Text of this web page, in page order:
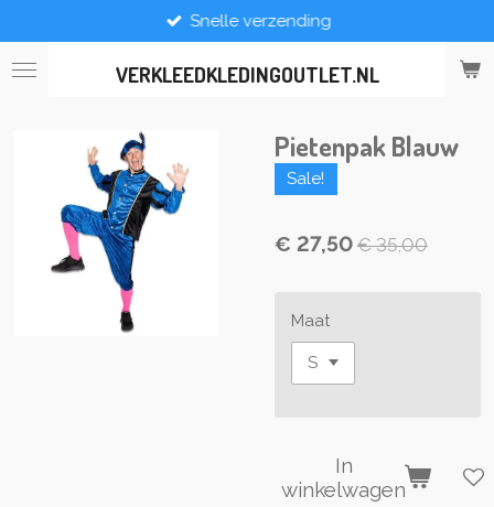
direct
naar
VERKLEEDKLEDINGOUTLET.NL
Snelle verzending
Pietenpak Blauw
Sale!
€ 27,50 € 35,00
Maat
In
winkelwagen